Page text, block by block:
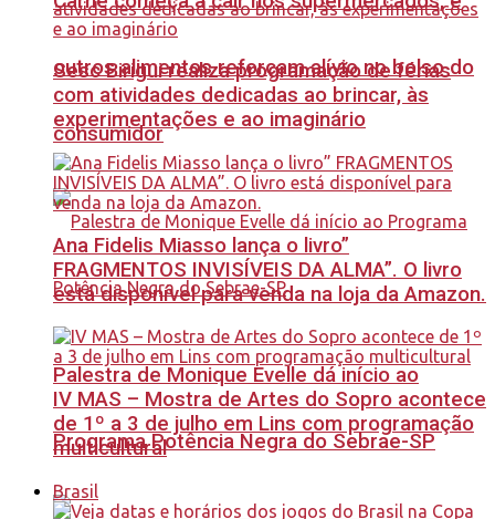
outros alimentos reforçam alívio no bolso do
consumidor
Palestra de Monique Evelle dá início ao
Programa Potência Negra do Sebrae-SP
Sesc Birigui realiza programação de férias
com atividades dedicadas ao brincar, às
experimentações e ao imaginário
Ana Fidelis Miasso lança o livro”
FRAGMENTOS INVISÍVEIS DA ALMA”. O livro
está disponível para venda na loja da Amazon.
IV MAS – Mostra de Artes do Sopro acontece
de 1º a 3 de julho em Lins com programação
multicultural
Brasil